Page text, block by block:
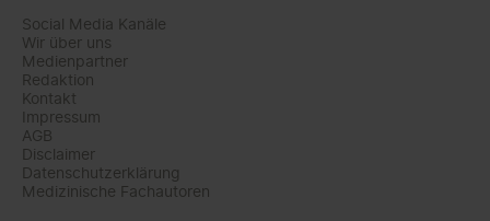
Social Media Kanäle
Wir über uns
Medienpartner
Redaktion
Kontakt
Impressum
AGB
Disclaimer
Datenschutzerklärung
Medizinische Fachautoren